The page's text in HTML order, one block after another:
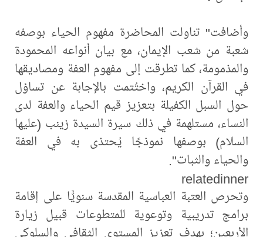
وأضافت" تناولت المحاضرة مفهوم الحياء بوصفه
شعبة من شعب الإيمان، مع بيان أنواعه المحمودة
والمذمومة، كما تطرقت إلى مفهوم العفة ومصاديقها
في القرآن الكريم، واختُتمت بالإجابة عن تساؤل
حول السبل الكفيلة بتعزيز قيم الحياء والعفة لدى
النساء، مستلهمة في ذلك سيرة السيدة زينب (عليها
السلام) بوصفها نموذجًا يُحتذى به في العفة
والحياء والثبات".
relatedinner
وتحرص العتبة العباسية المقدسة سنويًّا على إقامة
برامج تدريبية وتوعوية للمتطوعات قبيل زيارة
الأربعين؛ بهدف تعزيز المستوى الثقافي والسلوكي